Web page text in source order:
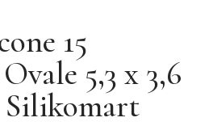
15
5,3 x 3,6
Silikomart